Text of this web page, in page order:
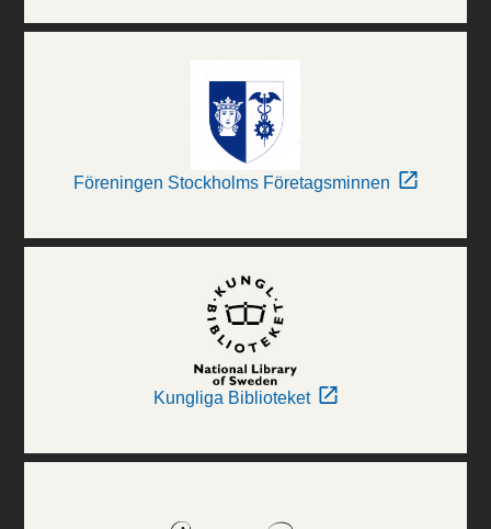
Föreningen Stockholms Företagsminnen
Kungliga Biblioteket